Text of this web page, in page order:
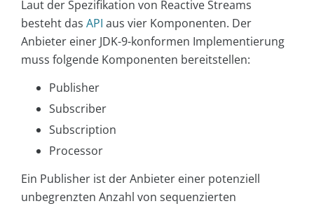
Laut der Spezifikation von Reactive Streams
besteht das API aus vier Komponenten. Der
Anbieter einer JDK-9-konformen Implementierung
muss folgende Komponenten bereitstellen:
Publisher
Subscriber
Subscription
Processor
Ein Publisher ist der Anbieter einer potenziell
unbegrenzten Anzahl von sequenzierten